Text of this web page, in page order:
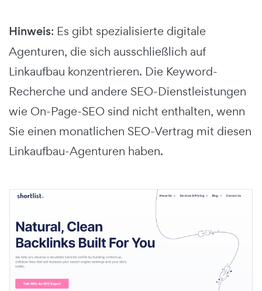
Hinweis: Es gibt spezialisierte digitale
Agenturen, die sich ausschließlich auf
Linkaufbau konzentrieren. Die Keyword-
Recherche und andere SEO-Dienstleistungen
wie On-Page-SEO sind nicht enthalten, wenn
Sie einen monatlichen SEO-Vertrag mit diesen
Linkaufbau-Agenturen haben.